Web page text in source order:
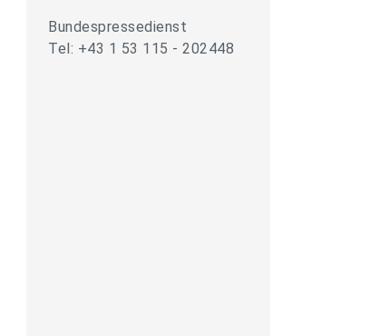
Bundespressedienst
Tel: +43 1 53 115 - 202448